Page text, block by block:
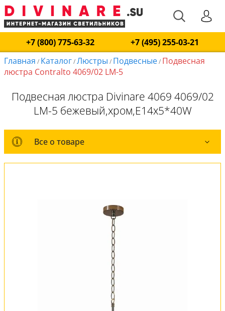
+7 (800) 775-63-32
+7 (495) 255-03-21
Главная / Каталог/Люстры / Подвесные/ Подвесная
люстра Contralto 4069/02 LM-5
Подвесная люстра Divinare 4069 4069/02
LM-5 бежевый,хром,E14x5*40W
Все о товаре
Все о товаре